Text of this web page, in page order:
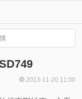
2013-11-20 11:00